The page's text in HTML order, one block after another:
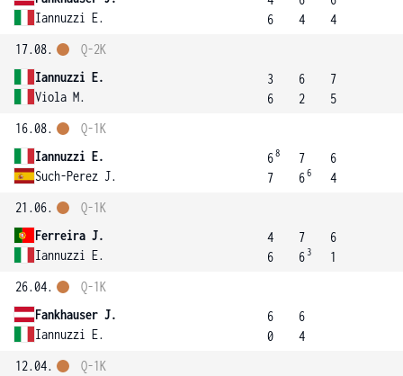
Iannuzzi E.
6
4
4
17.08.
Iannuzzi E.
Viola M.
Q-2K
3
6
6
2
7
5
16.08.
Iannuzzi E.
Such-Perez J.
Q-1K
68
7
7
66
6
4
21.06.
Ferreira J.
Iannuzzi E.
Q-1K
4
6
7
6 3
6
1
26.04.
Fankhauser J.
Iannuzzi E.
Q-1K
6
0
6
4
12.04.
Q-1K